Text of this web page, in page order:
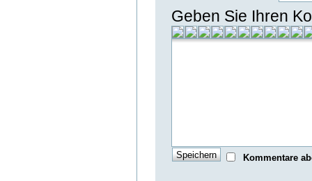
Geben Sie Ihren
Kommentare